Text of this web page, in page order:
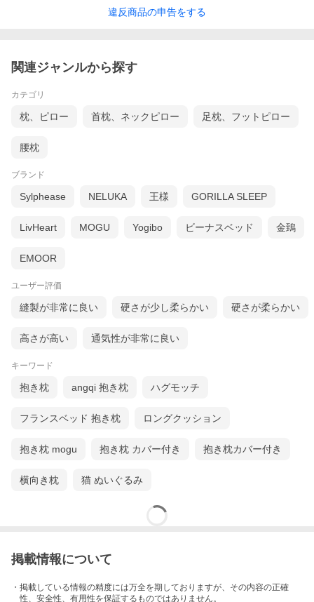
丸い形。
このまあるいフォルムが、体を丸めた「胎児姿勢」をとりやす
いヒミツです。
ぎゅーっと抱きつくことで、自然に体が「胎児姿勢」になりま
違反商品の申告をする
関連ジャンルから探す
カテゴリ
枕、ピロー 首枕、ネックピロー 足枕、フットピロー
腰枕
ブランド
Sylphease NELUKA 王様 GORILLA SLEEP
LivHeart MOGU Yogibo ビーナスベッド 金鵄
EMOOR
ユーザー評価
縫製が非常に良い 硬さが少し柔らかい 硬さが柔らかい
高さが高い 通気性が非常に良い
キーワード
抱き枕 angqi 抱き枕 ハグモッチ
フランスベッド 抱き枕 ロングクッション
抱き枕 mogu 抱き枕 カバー付き 抱き枕カバー付き
横向き枕 猫 ぬいぐるみ
掲載情報について
・掲載している情報の精度には万全を期しておりますが、その内容の正確
性、安全性、有用性を保証するものではありません。